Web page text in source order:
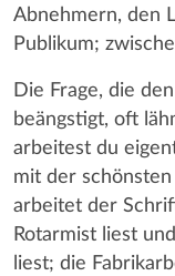
Abnehmern, den
Publikum;
Die Frage, die
beängstigt, oft
arbeitest du
mit der
arbeitet der
Rotarmist liest
liest; die